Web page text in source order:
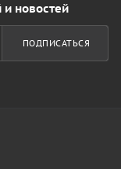
и новостей
ПОДПИСАТЬСЯ